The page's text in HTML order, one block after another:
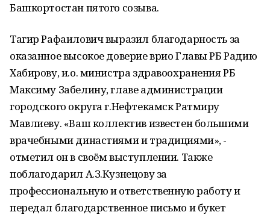
Башкортостан пятого созыва.
Тагир Рафаилович выразил благодарность за
оказанное высокое доверие врио Главы РБ Радию
Хабирову, и.о. министра здравоохранения РБ
Максиму Забелину, главе администрации
городского округа г.Нефтекамск Ратмиру
Мавлиеву. «Ваш коллектив известен большими
врачебными династиями и традициями», -
отметил он в своём выступлении. Также
поблагодарил А.З.Кузнецову за
профессиональную и ответственную работу и
передал благодарственное письмо и букет